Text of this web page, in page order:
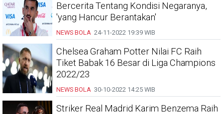
Bercerita Tentang Kondisi Negaranya,
'yang Hancur Berantakan'
NEWS BOLA 24-11-2022 19:39 WIB
Chelsea Graham Potter Nilai FC Raih
Tiket Babak 16 Besar di Liga Champions
2022/23
NEWS BOLA 30-10-2022 14:25 WIB
Striker Real Madrid Karim Benzema Raih